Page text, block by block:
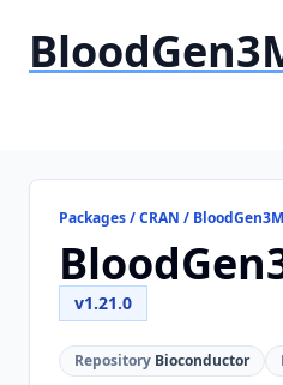
Packages / CRAN /
v1.21.0
Repository Bioconductor